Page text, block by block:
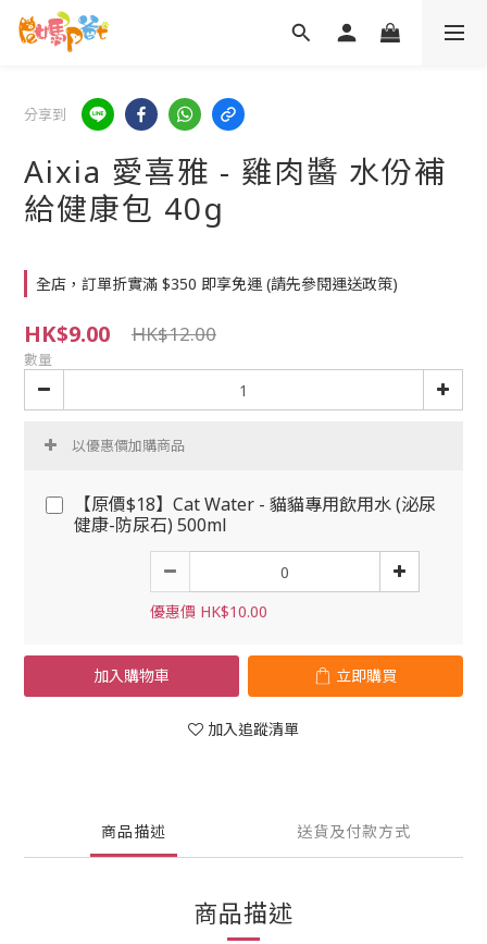
分享到
Aixia 愛喜雅 - 雞肉醬 水份補
給健康包 40g
全店，訂單折實滿 $350 即享免運 (請先參閱運送政策)
HK$9.00 HK$12.00
數量
以優惠價加購商品
【原價$18】Cat Water - 貓貓專用飲用水 (泌尿
健康-防尿石) 500ml
優惠價 HK$10.00
加入購物車 立即購買
加入追蹤清單
商品描述 送貨及付款方式
商品描述